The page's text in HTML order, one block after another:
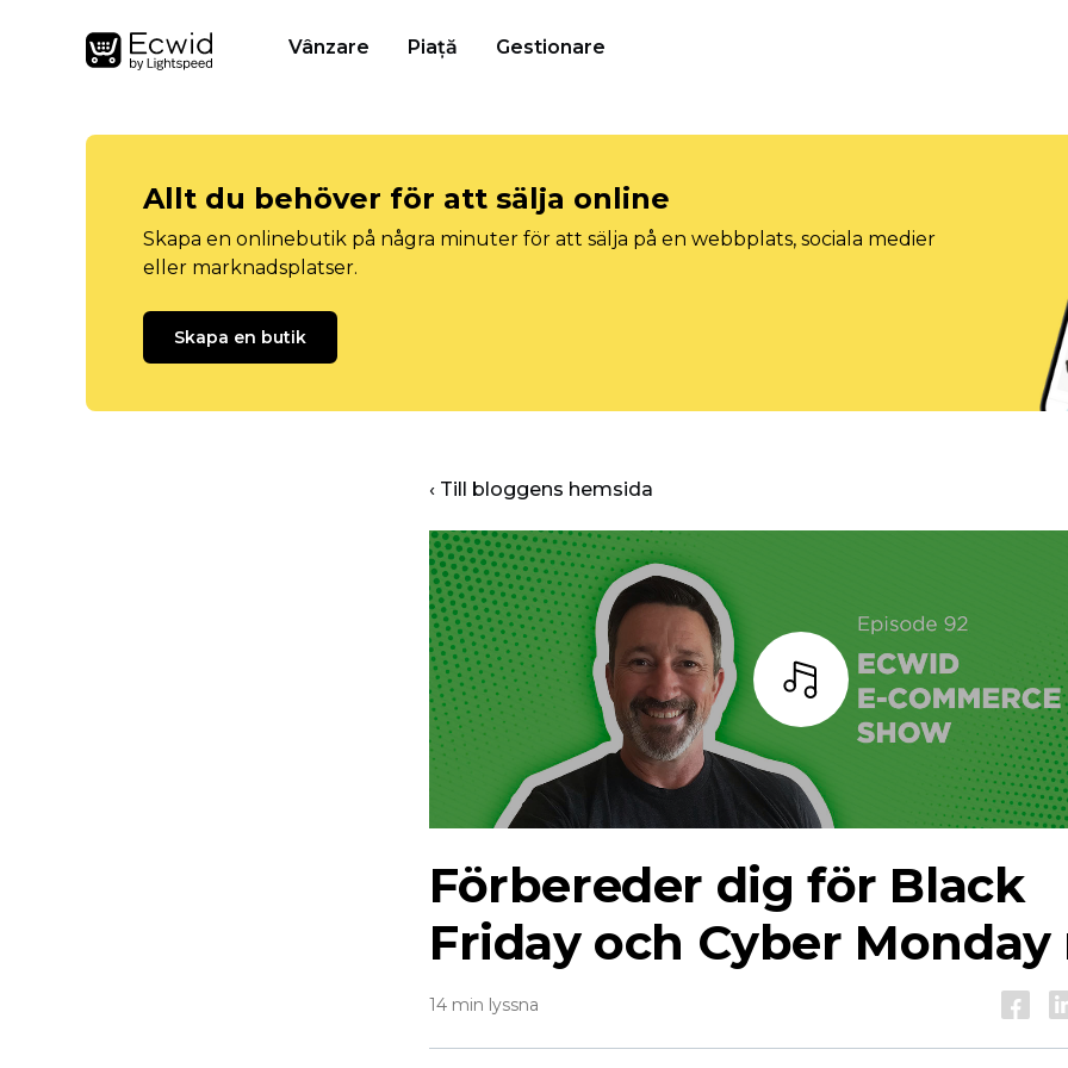
Vânzare Piață Gestionare
Allt du behöver för att sälja online
Skapa en onlinebutik på några minuter för att sälja på en webbplats, sociala medier
eller marknadsplatser.
Skapa en butik
‹ Till bloggens hemsida
Lyssna
Förbereder dig för Black
Friday och Cyber ​​Monday
14 min lyssna